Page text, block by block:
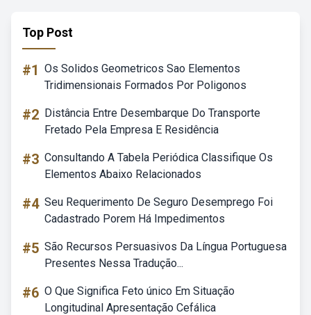
Top Post
#1 Os Solidos Geometricos Sao Elementos
Tridimensionais Formados Por Poligonos
#2 Distância Entre Desembarque Do Transporte
Fretado Pela Empresa E Residência
#3 Consultando A Tabela Periódica Classifique Os
Elementos Abaixo Relacionados
#4 Seu Requerimento De Seguro Desemprego Foi
Cadastrado Porem Há Impedimentos
#5 São Recursos Persuasivos Da Língua Portuguesa
Presentes Nessa Tradução...
#6 O Que Significa Feto único Em Situação
Longitudinal Apresentação Cefálica